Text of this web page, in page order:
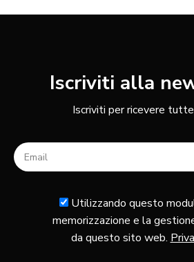
Iscriviti alla
Iscriviti per ricevere
Utilizzando questo
memorizzazione e la
da questo sito web.